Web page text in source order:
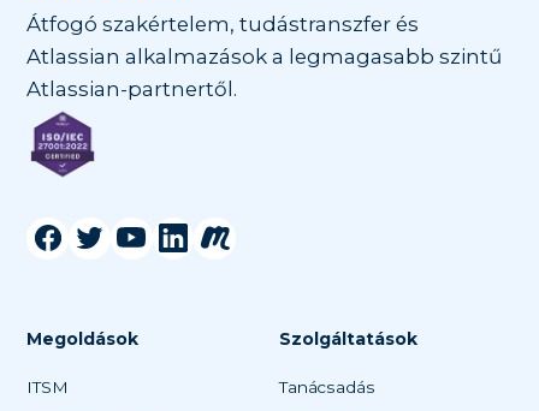
Átfogó szakértelem, tudástranszfer és
Atlassian alkalmazások a legmagasabb szintű
Atlassian-partnertől.
Megoldások
ITSM
Szolgáltatások
Tanácsadás